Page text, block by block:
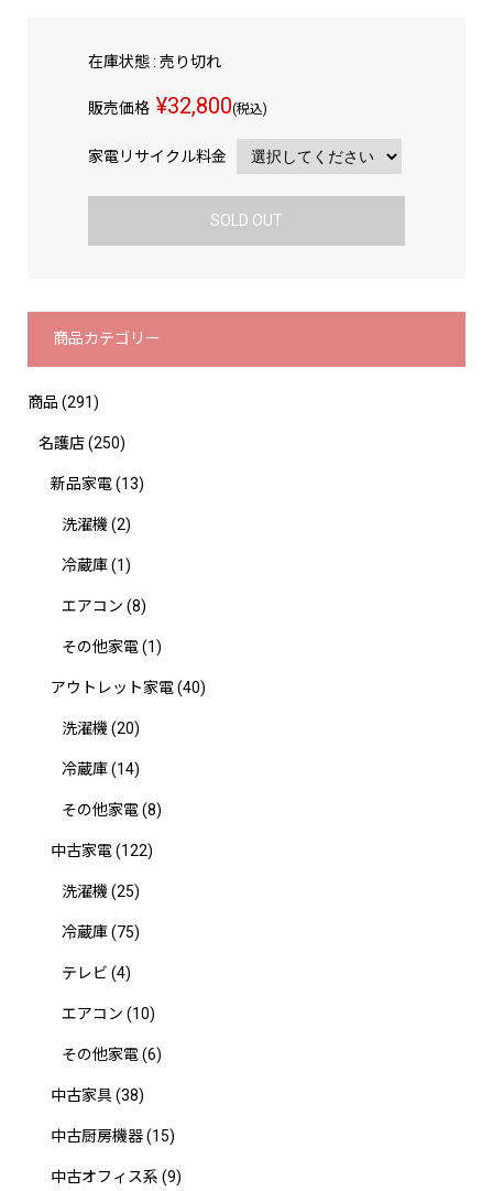
在庫状態 : 売り切れ
販売価格 ¥32,800(税込)
家電リサイクル料金
SOLD OUT
商品カテゴリー
商品 (291)
名護店(250)
新品家電(13)
洗濯機 (2)
冷蔵庫(1)
エアコン (8)
その他家電(1)
アウトレット家電(40)
洗濯機 (20)
冷蔵庫(14)
その他家電(8)
中古家電(122)
洗濯機 (25)
冷蔵庫(75)
テレビ (4)
エアコン (10)
その他家電(6)
中古家具(38)
中古厨房機器(15)
中古オフィス系 (9)